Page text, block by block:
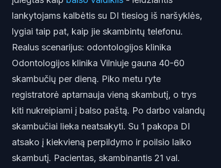
lankytojams kalbėtis su DI tiesiog iš naršyklės,
lygiai taip pat, kaip jie skambintų telefonu.
Realus scenarijus: odontologijos klinika
Odontologijos klinika Vilniuje gauna 40-60
skambučių per dieną. Piko metu ryte
registratorė aptarnauja vieną skambutį, o trys
kiti nukreipiami į balso paštą. Po darbo valandų
skambučiai lieka neatsakyti. Su 1 pakopa DI
atsako į kiekvieną perpildymo ir poilsio laiko
skambutį. Pacientas, skambinantis 21 val.